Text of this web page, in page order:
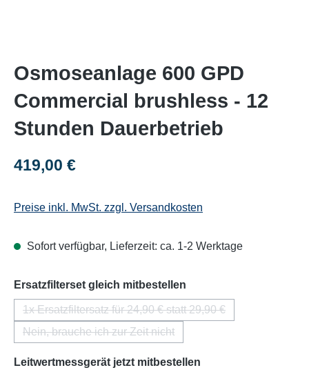
Osmoseanlage 600 GPD
Commercial brushless - 12
Stunden Dauerbetrieb
Regulärer Preis:
419,00 €
Preise inkl. MwSt. zzgl. Versandkosten
Sofort verfügbar, Lieferzeit: ca. 1-2 Werktage
Ersatzfilterset gleich mitbestellen
1x Ersatzfiltersatz für 24,90 € statt 29,90 €
(Diese Option ist zurzeit nicht verfügbar.)
Nein, brauche ich zur Zeit nicht
(Diese Option ist zurzeit nicht verfügbar.)
Leitwertmessgerät jetzt mitbestellen